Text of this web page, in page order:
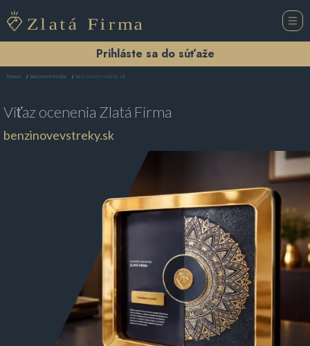
Prihláste sa do súťaže
Domov Autoservis Košice benzinovevstreky.sk
Víťaz ocenenia Zlatá Firma
benzinovevstreky.sk